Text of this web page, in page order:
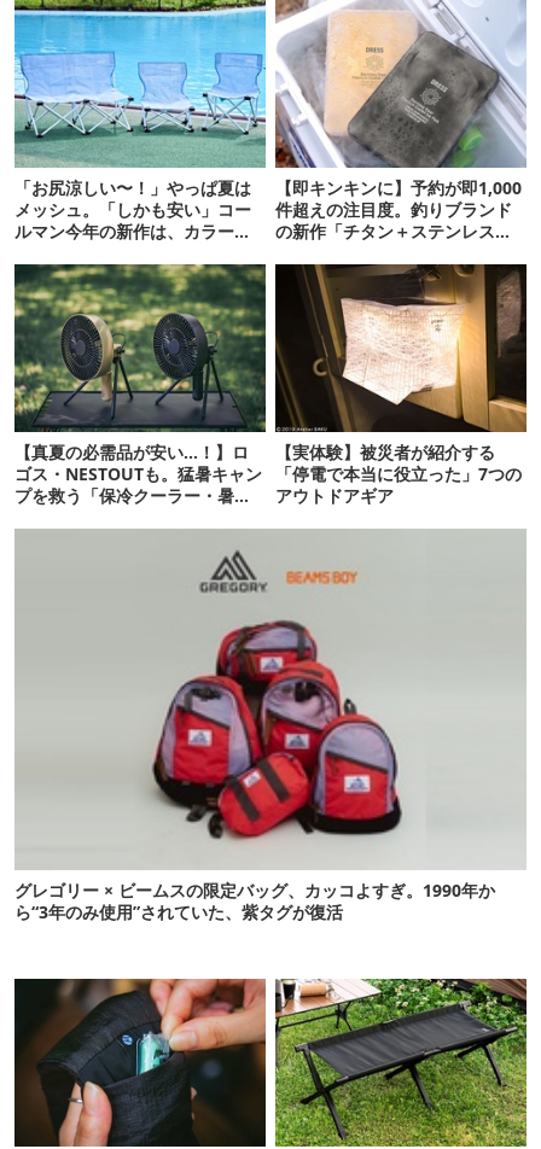
「お尻涼しい〜！」やっぱ夏は
メッシュ。「しかも安い」コー
ルマン今年の新作は、カラーも
【即キンキンに】予約が即1,000
件超えの注目度。釣りブランド
の新作「チタン＋ステンレスの
【真夏の必需品が安い…！】ロ
ゴス・NESTOUTも。猛暑キャン
プを救う「保冷クーラー・暑さ
【実体験】被災者が紹介する
「停電で本当に役立った」7つの
アウトドアギア
グレゴリー × ビームスの限定バッグ、カッコよすぎ。1990年か
ら“3年のみ使用”されていた、紫タグが復活